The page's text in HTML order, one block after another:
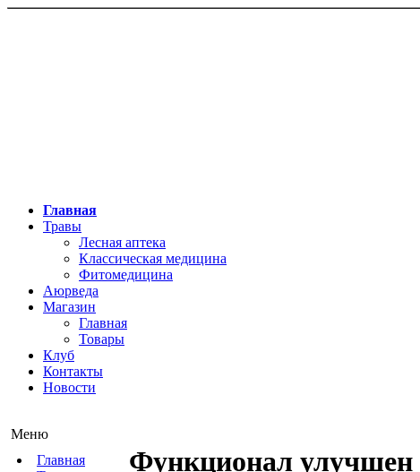
Главная
Травы
Лесная аптека
Классическая медицина
Фитомедицина
Аюрведа
Магазин
Главная
Товары
Клуб
Контакты
Новости
Меню
Главная
Функционал улучшен